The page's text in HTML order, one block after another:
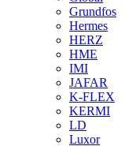
Grundfos
Hermes
HERZ
HME
IMI
JAFAR
K-FLEX
KERMI
LD
Luxor